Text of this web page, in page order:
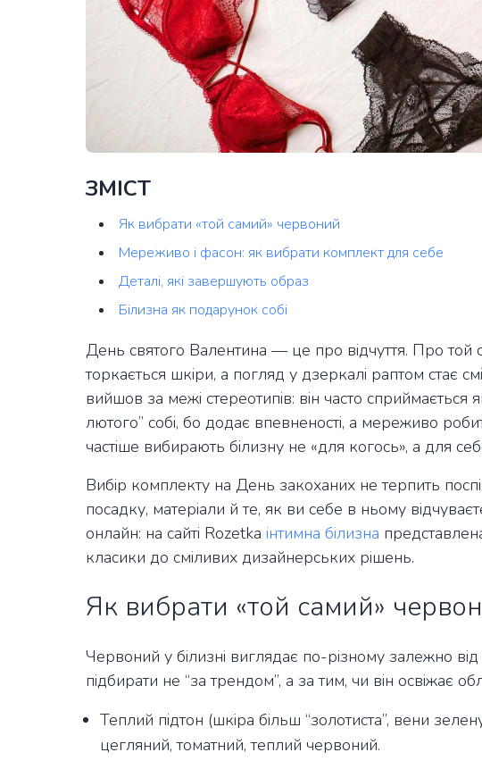
ЗМІСТ
Як вибрати «той самий» червоний
Мереживо і фасон: як вибрати комплект для себе
Деталі, які завершують образ
Білизна як подарунок собі
День святого Валентина — це про відчуття. Про той
торкається шкіри, а погляд у дзеркалі раптом стає
вийшов за межі стереотипів: він часто
лютого” собі, бо додає впевненості, а мереживо
частіше вибирають білизну не «для когось», а для
Вибір комплекту на День закоханих не терпить
посадку, матеріали й те, як ви себе в ньому
онлайн: на сайті Rozetka інтимна білизна
класики до сміливих дизайнерських рішень.
Як вибрати «той самий»
Червоний у білизні виглядає по-різному залежно
підбирати не “за трендом”, а за тим, чи він освіжає
Теплий підтон (шкіра більш “золотиста”, вени
цегляний, томатний, теплий червоний.